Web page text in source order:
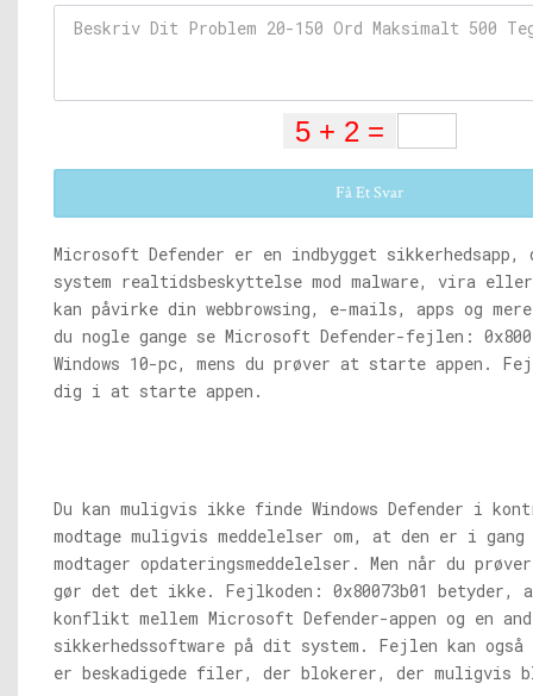
Få Et Svar
Microsoft Defender er en indbygget
system realtidsbeskyttelse mod malware, vira
kan påvirke din webbrowsing, e-mails, apps og
du nogle gange se Microsoft Defender-fejlen:
Windows 10-pc, mens du prøver at starte appen.
dig i at starte appen.
Du kan muligvis ikke finde Windows Defender i
modtage muligvis meddelelser om, at den er i
modtager opdateringsmeddelelser. Men når du
gør det det ikke. Fejlkoden: 0x80073b01 betyder,
konflikt mellem Microsoft Defender-appen og en
sikkerhedssoftware på dit system. Fejlen kan
er beskadigede filer, der blokerer, der muligvis